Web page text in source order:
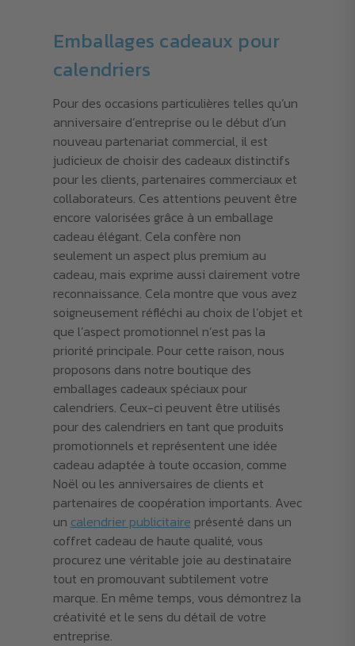
Emballages cadeaux pour
calendriers
Pour des occasions particulières telles qu’un
anniversaire d’entreprise ou le début d’un
nouveau partenariat commercial, il est
judicieux de choisir des cadeaux distinctifs
pour les clients, partenaires commerciaux et
collaborateurs. Ces attentions peuvent être
encore valorisées grâce à un emballage
cadeau élégant. Cela confère non
seulement un aspect plus premium au
cadeau, mais exprime aussi clairement votre
reconnaissance. Cela montre que vous avez
soigneusement réfléchi au choix de l’objet et
que l’aspect promotionnel n’est pas la
priorité principale. Pour cette raison, nous
proposons dans notre boutique des
emballages cadeaux spéciaux pour
calendriers. Ceux-ci peuvent être utilisés
pour des calendriers en tant que produits
promotionnels et représentent une idée
cadeau adaptée à toute occasion, comme
Noël ou les anniversaires de clients et
partenaires de coopération importants. Avec
un calendrier publicitaire présenté dans un
coffret cadeau de haute qualité, vous
procurez une véritable joie au destinataire
tout en promouvant subtilement votre
marque. En même temps, vous démontrez la
créativité et le sens du détail de votre
entreprise.